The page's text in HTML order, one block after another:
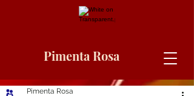
Pimenta Rosa
Pimenta Rosa